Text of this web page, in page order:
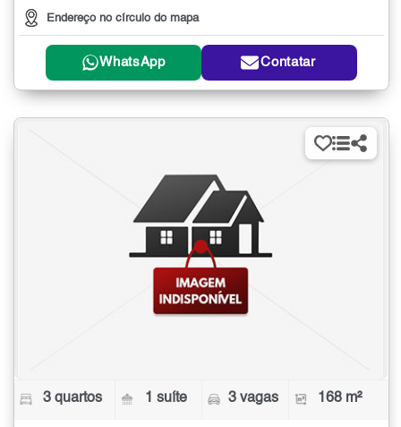
Endereço no círculo do mapa
WhatsApp Contatar
3 quartos 1 suíte 3 vagas 168 m²